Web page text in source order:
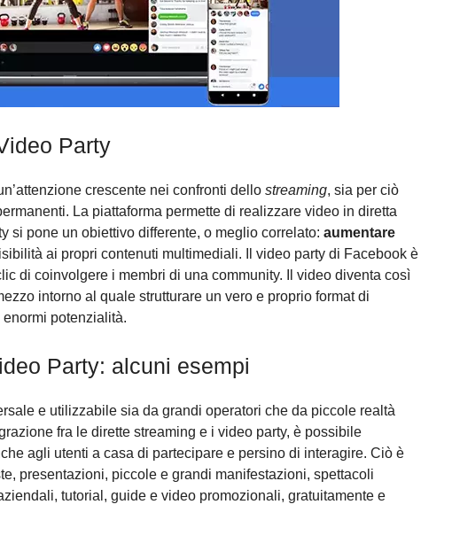
Party
crescente nei confronti dello streaming, sia per ciò
La piattaforma permette di realizzare video in diretta
si pone un obiettivo differente, o meglio correlato: aumentare
ai propri contenuti multimediali. Il video party di Facebook è
di coinvolgere i membri di una community. Il video diventa così
intorno al quale strutturare un vero e proprio format di
potenzialità.
Party: alcuni esempi
e utilizzabile sia da grandi operatori che da piccole realtà
fra le dirette streaming e i video party, è possibile
agli utenti a casa di partecipare e persino di interagire. Ciò è
presentazioni, piccole e grandi manifestazioni, spettacoli
tutorial, guide e video promozionali, gratuitamente e